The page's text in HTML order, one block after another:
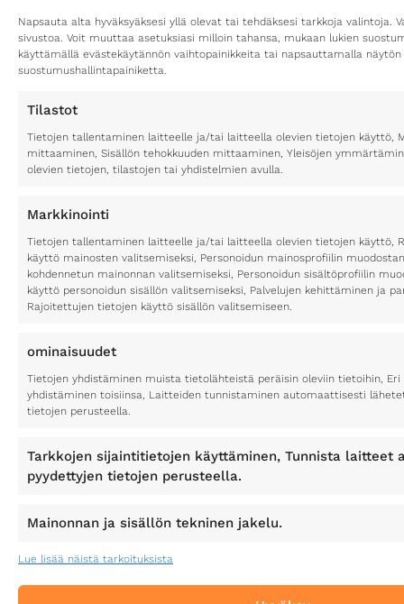
Napsauta alta hyväksyäksesi yllä olevat tai tehdäksesi tarkkoja valintoja.
sivustoa. Voit muuttaa asetuksiasi milloin tahansa, mukaan lukien
käyttämällä evästekäytännön vaihtopainikkeita tai napsauttamalla näytön
suostumushallintapainiketta.
Tilastot
Tietojen tallentaminen laitteelle ja/tai laitteella olevien tietojen käyttö,
mittaaminen, Sisällön tehokkuuden mittaaminen, Yleisöjen
olevien tietojen, tilastojen tai yhdistelmien avulla.
Markkinointi
Tietojen tallentaminen laitteelle ja/tai laitteella olevien tietojen käyttö,
käyttö mainosten valitsemiseksi, Personoidun mainosprofiilin
kohdennetun mainonnan valitsemiseksi, Personoidun sisältöprofiilin
käyttö personoidun sisällön valitsemiseksi, Palvelujen kehittäminen ja
Rajoitettujen tietojen käyttö sisällön valitsemiseen.
ominaisuudet
Tietojen yhdistäminen muista tietolähteistä peräisin oleviin tietoihin,
yhdistäminen toisiinsa, Laitteiden tunnistaminen automaattisesti
tietojen perusteella.
Tarkkojen sijaintitietojen käyttäminen, Tunnista laitteet
pyydettyjen tietojen perusteella.
Mainonnan ja sisällön tekninen jakelu.
Lue lisää näistä tarkoituksista